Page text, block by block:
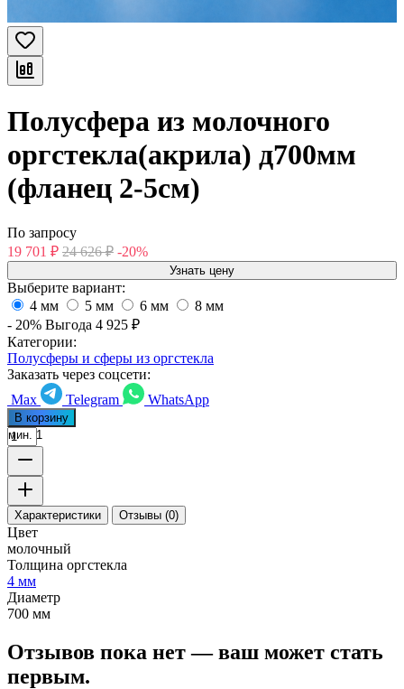
Полусфера из молочного
оргстекла(акрила) д700мм
(фланец 2-5см)
По запросу
19 701 ₽ 24 626 ₽ -20%
Узнать цену
Выберите вариант:
4 мм
5 мм 6 мм
8 мм
- 20% Выгода 4 925 ₽
Категории:
Полусферы и сферы из оргстекла
Заказать через соцсети:
Max
Telegram WhatsApp
В корзину
мин. 1
Характеристики Отзывы (0)
Цвет
молочный
Толщина оргстекла
4 мм
Диаметр
700 мм
Отзывов пока нет — ваш может стать
первым.